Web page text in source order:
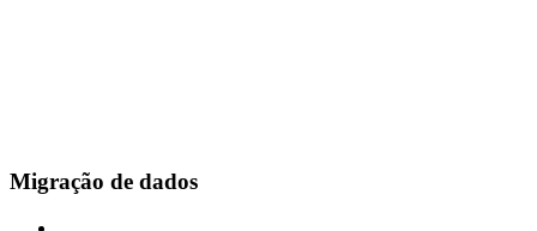
Migração de dados